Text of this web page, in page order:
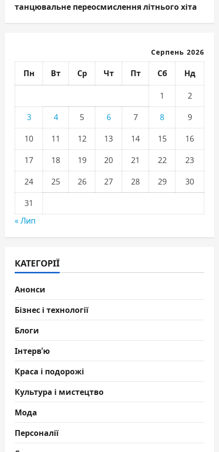
танцювальне переосмислення літнього хіта
Серпень 2026
Пн Вт Ср Чт Пт Сб Нд
1
2
3
4 5 6 7 8
9
10
11 12 13 14 15
16
17
18 19 20 21 22
23
24
25 26 27 28 29
30
31
« Лип
КАТЕГОРІЇ
Анонси
Бізнес і технології
Блоги
Інтерв'ю
Краса і подорожі
Культура і мистецтво
Мода
Персоналії